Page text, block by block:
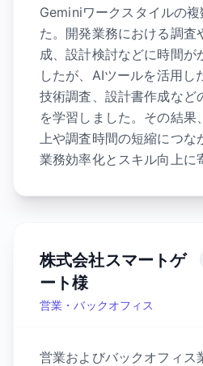
Geminiワークスタイルの
た。開発業務における調査
成、設計検討などに時間が
したが、AIツールを活用し
技術調査、設計書作成など
を学習しました。その結果
上や調査時間の短縮につな
業務効率化とスキル向上に
株式会社スマートゲ
ート様
営業・バックオフィス
営業およびバックオフィス